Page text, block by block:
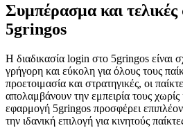
Συμπέρασμα και τελικές
5gringos
Η διαδικασία login στο 5gringos είναι
γρήγορη και εύκολη για όλους τους
προετοιμασία και στρατηγικές, οι
απολαμβάνουν την εμπειρία τους
εφαρμογή 5gringos προσφέρει
την ιδανική επιλογή για κινητούς